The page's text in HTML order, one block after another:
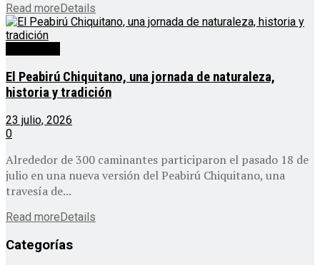
Read moreDetails
El Peabirú Chiquitano, una jornada de naturaleza,
historia y tradición
23 julio, 2026
0
Alrededor de 300 caminantes participaron el pasado 18 de
julio en una nueva versión del Peabirú Chiquitano, una
travesía de...
Read more Details
Categorías